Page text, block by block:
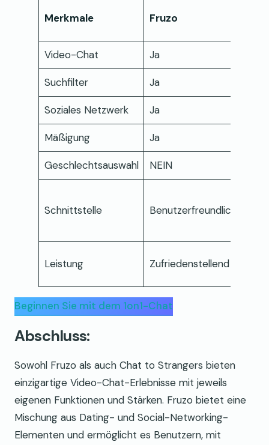
Merkmale Fruzo
Video-Chat Ja
Suchfilter Ja
Soziales Netzwerk Ja
Mäßigung Ja
Geschlechtsauswahl NEIN
Schnittstelle Benutzerfreundlich
Leistung Zufriedenstellend
Beginnen Sie mit dem 1on1-Chat
Abschluss:
Sowohl Fruzo als auch Chat to Strangers bieten
einzigartige Video-Chat-Erlebnisse mit jeweils
eigenen Funktionen und Stärken. Fruzo bietet eine
Mischung aus Dating- und Social-Networking-
Elementen und ermöglicht es Benutzern, mit